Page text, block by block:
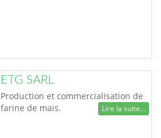
ETG SARL
Production et commercialisation de
farine de maïs.
Lire la suite...